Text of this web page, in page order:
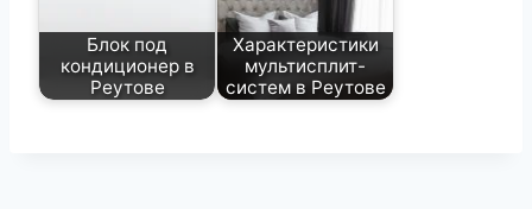
Блок под
кондиционер в
Реутове
Характеристики
мультисплит-
систем в Реутове